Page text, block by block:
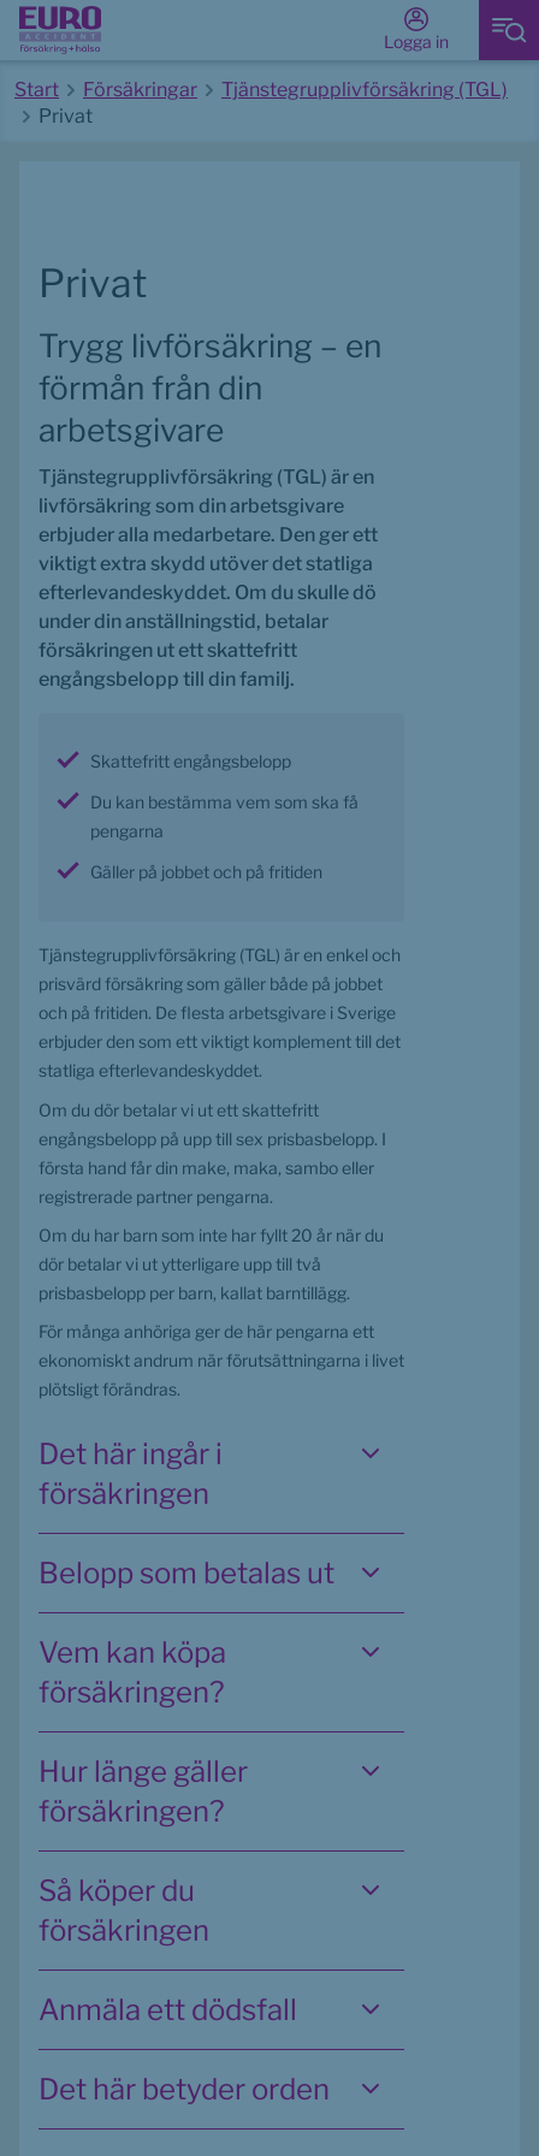
Logga in
Start Försäkringar
Tjänstegrupplivförsäkring (TGL)
Privat
Privat
Trygg livförsäkring – en
förmån från din
arbetsgivare
Tjänstegrupplivförsäkring (TGL) är en
livförsäkring som din arbetsgivare
erbjuder alla medarbetare. Den ger ett
viktigt extra skydd utöver det statliga
efterlevandeskyddet. Om du skulle dö
under din anställningstid, betalar
försäkringen ut ett skattefritt
engångsbelopp till din familj.
Skattefritt engångsbelopp
Du kan bestämma vem som ska få
pengarna
Gäller på jobbet och på fritiden
Tjänstegrupplivförsäkring (TGL) är en enkel och
prisvärd försäkring som gäller både på jobbet
och på fritiden. De flesta arbetsgivare i Sverige
erbjuder den som ett viktigt komplement till det
statliga efterlevandeskyddet.
Om du dör betalar vi ut ett skattefritt
engångsbelopp på upp till sex prisbasbelopp. I
första hand får din make, maka, sambo eller
registrerade partner pengarna.
Om du har barn som inte har fyllt 20 år när du
dör betalar vi ut ytterligare upp till två
prisbasbelopp per barn, kallat barntillägg.
För många anhöriga ger de här pengarna ett
ekonomiskt andrum när förutsättningarna i livet
plötsligt förändras.
Det här ingår i
försäkringen
Belopp som betalas ut
Vem kan köpa
försäkringen?
Hur länge gäller
försäkringen?
Så köper du
försäkringen
Anmäla ett dödsfall
Det här betyder orden